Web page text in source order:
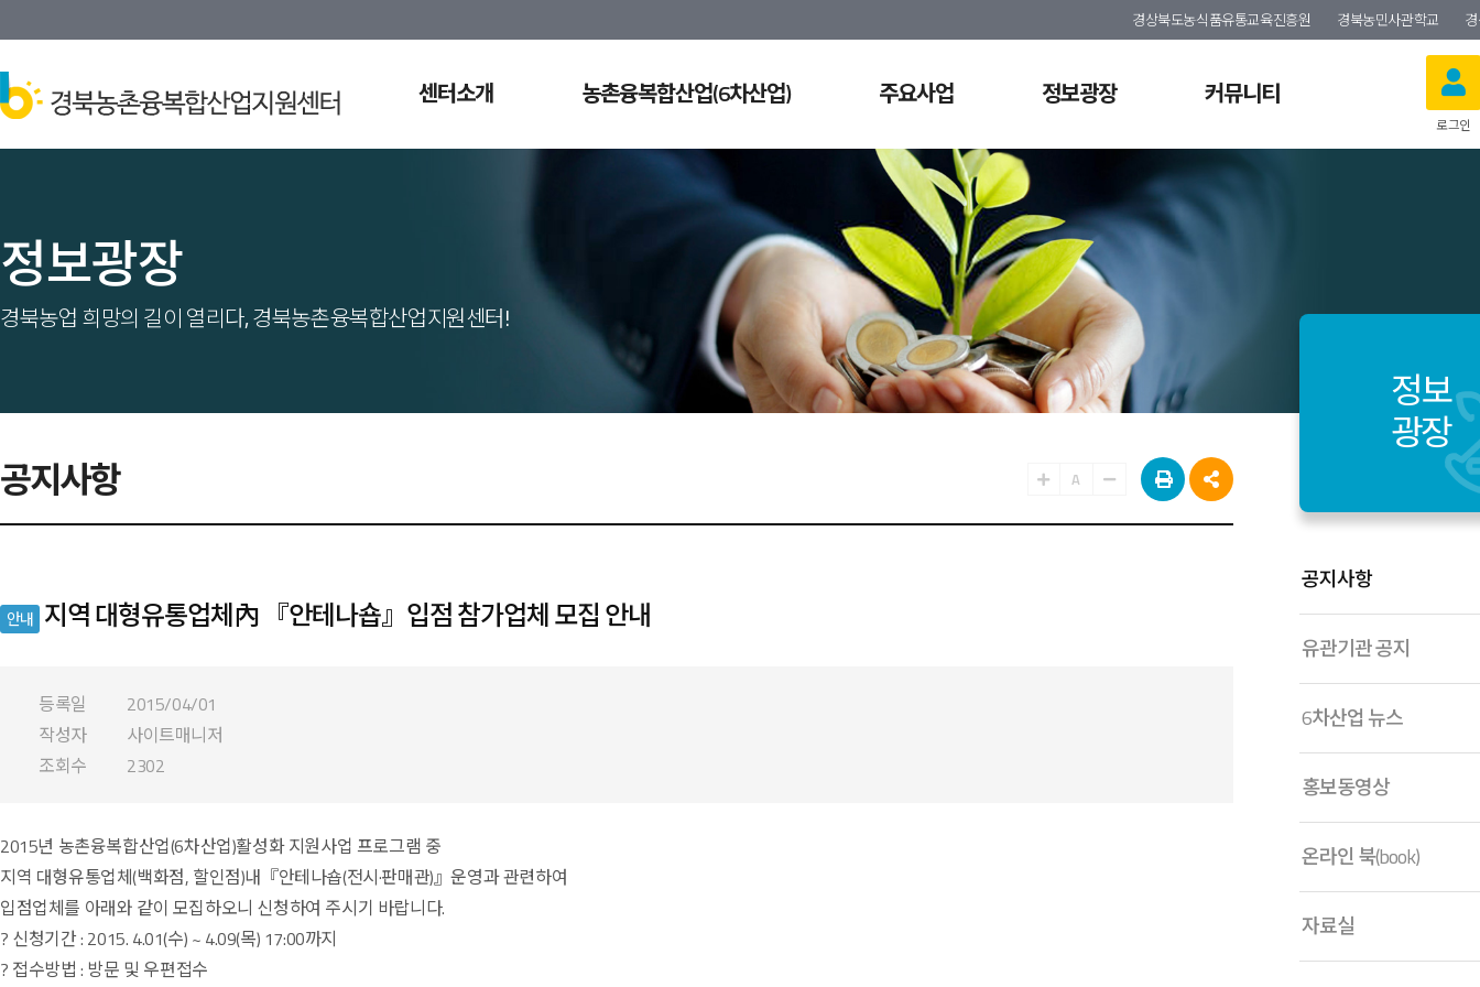
경상북도농식품유통교육진흥원 경북농민사관학교
센터소개 농촌융복합산업(6차산업) 주요사업 정보광장 커뮤니티
로그인
정보광장
경북농업 희망의 길이 열리다, 경북농촌융복합산업지원센터!
정보
광장
공지사항
유관기관 공지
6차산업 뉴스
홍보동영상
온라인 북(book)
자료실
공지사항 A
안내 지역 대형유통업체內 『안테나숍』입점 참가업체 모집 안내
등록일
2015/04/01
작성자
사이트매니저
조회수
2302
2015년 농촌융복합산업(6차산업)활성화 지원사업 프로그램 중
지역 대형유통업체(백화점, 할인점)내『안테나숍(전시·판매관)』운영과 관련하여
입점업체를 아래와 같이 모집하오니 신청하여 주시기 바랍니다.
? 신청기간 : 2015. 4.01(수) ~ 4.09(목) 17:00까지
? 접수방법 : 방문 및 우편접수